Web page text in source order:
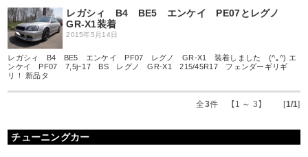
レガシィ B4 BE5 エンケイ PE07とレグノ
GR-X1装着
2015年5月14日
レガシィ B4 BE5 エンケイ PF07 レグノ GR-X1 装着しました (^｡^) エ
ンケイ PF07 7,5jｰ17 BS レグノ GR-X1 215/45R17 フェンダーギリギ
リ！ 新品タ
全3件 【1 ～ 3】 [1/1]
チューニングカー